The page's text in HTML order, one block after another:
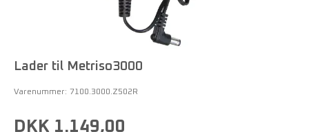
Lader til Metriso3000
Varenummer: 7100.3000.Z502R
DKK 1.149,00